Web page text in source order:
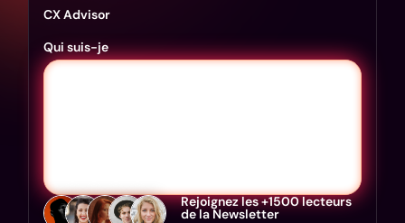
CX Advisor
Qui suis-je
Rejoignez les +1500 lecteurs
de la Newsletter